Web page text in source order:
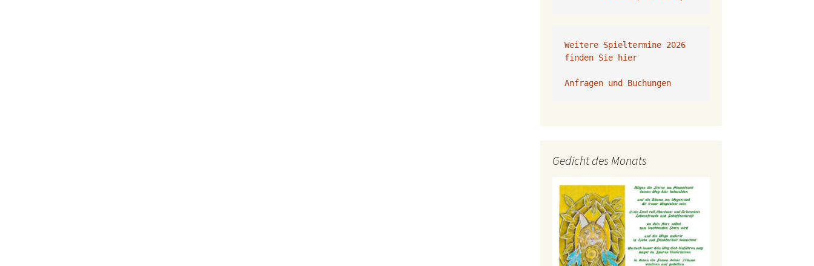
Weitere Spieltermine 2026
finden Sie hier
Anfragen und Buchungen
Gedicht des Monats